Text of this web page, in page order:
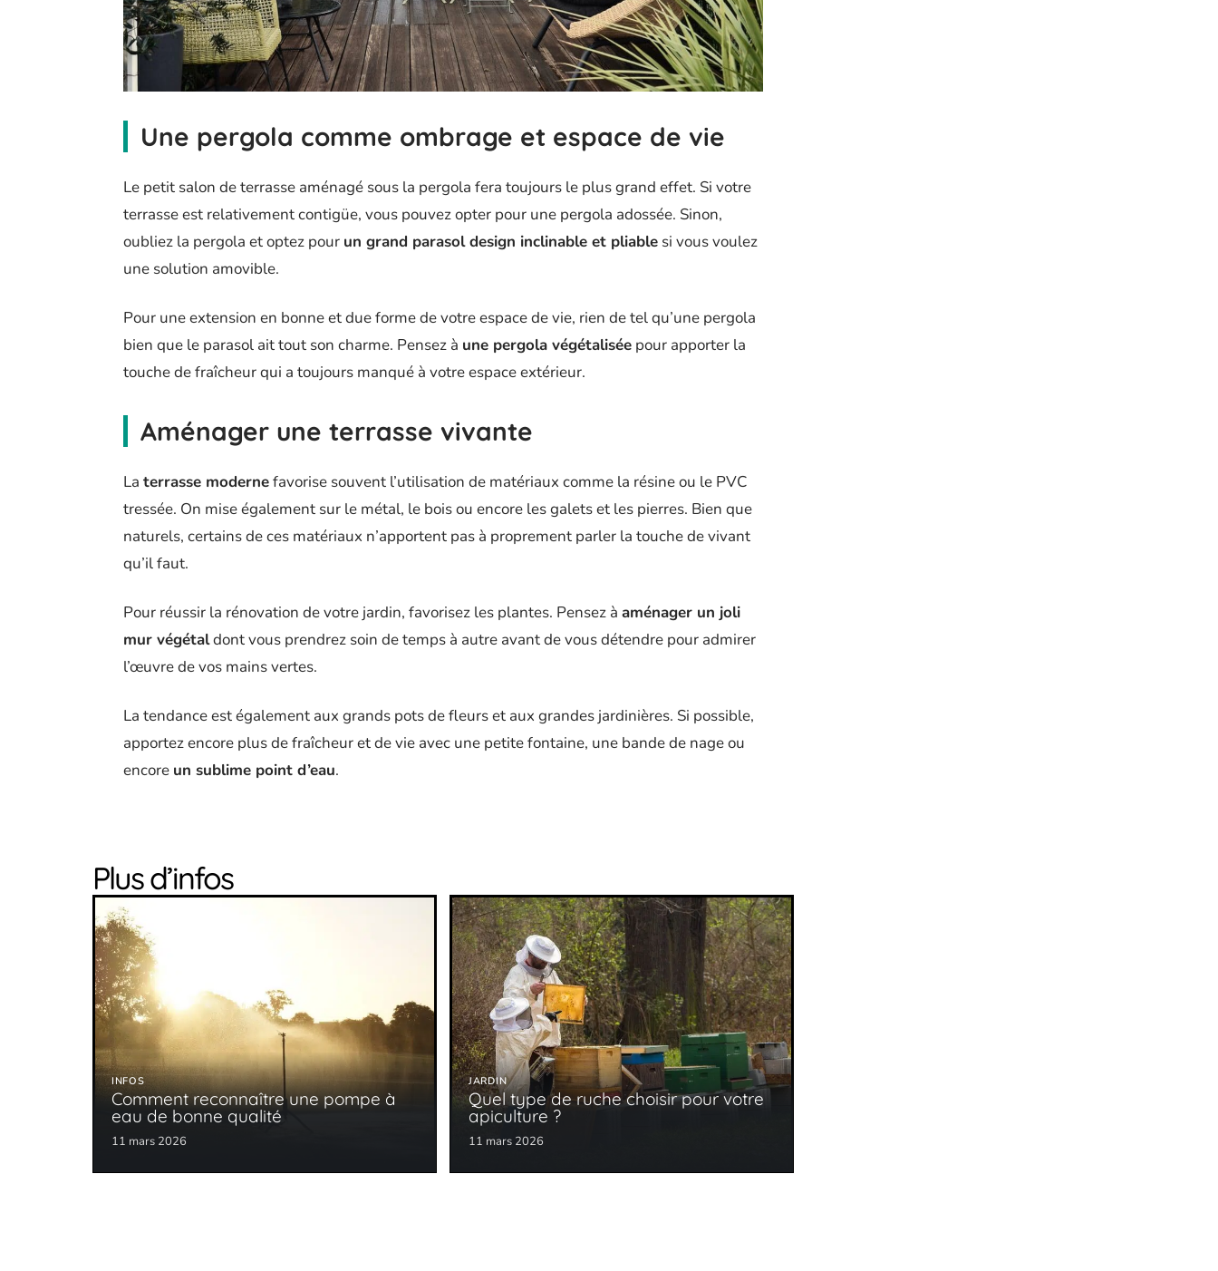
Une pergola comme ombrage et espace de vie
Le petit salon de terrasse aménagé sous la pergola fera toujours le plus grand effet. Si votre
terrasse est relativement contigüe, vous pouvez opter pour une pergola adossée. Sinon,
oubliez la pergola et optez pour un grand parasol design inclinable et pliable si vous voulez
une solution amovible.
Pour une extension en bonne et due forme de votre espace de vie, rien de tel qu’une pergola
bien que le parasol ait tout son charme. Pensez à une pergola végétalisée pour apporter la
touche de fraîcheur qui a toujours manqué à votre espace extérieur.
Aménager une terrasse vivante
La terrasse modernefavorise souvent l’utilisation de matériaux comme la résine ou le PVC
tressée. On mise également sur le métal, le bois ou encore les galets et les pierres. Bien que
naturels, certains de ces matériaux n’apportent pas à proprement parler la touche de vivant
qu’il faut.
Pour réussir la rénovation de votre jardin, favorisez les plantes. Pensez à aménager un joli
mur végétaldont vous prendrez soin de temps à autre avant de vous détendre pour admirer
l’œuvre de vos mains vertes.
La tendance est également aux grands pots de fleurs et aux grandes jardinières. Si possible,
apportez encore plus de fraîcheur et de vie avec une petite fontaine, une bande de nage ou
encore un sublime point d’eau.
Plus d’infos
INFOS
Comment reconnaître une pompe à
eau de bonne qualité
11 mars 2026
JARDIN
Quel type de ruche choisir pour votre
apiculture ?
11 mars 2026